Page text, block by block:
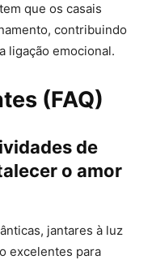
que os casais
contribuindo
ligação emocional.
(FAQ)
de
o amor
jantares à luz
excelentes para